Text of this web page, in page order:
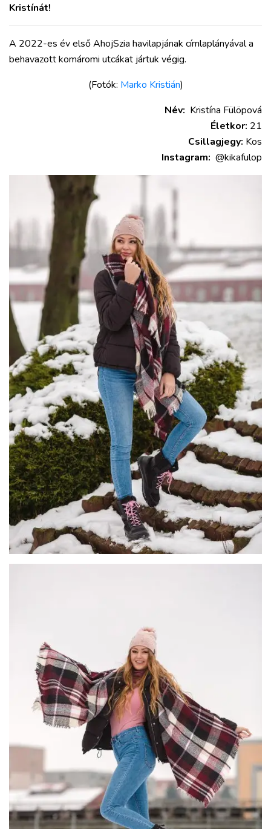
VÁROS
RÉGIÓ
SPORT
KULTÚRA
PODCAST
MIX
Kristínát!
A 2022-es év első AhojSzia havilapjának címlaplányával a
behavazott komáromi utcákat jártuk végig.
(Fotók: Marko Kristián)
Név: Kristína Fülöpová
Életkor: 21
Csillagjegy: Kos
Instagram: @kikafulop